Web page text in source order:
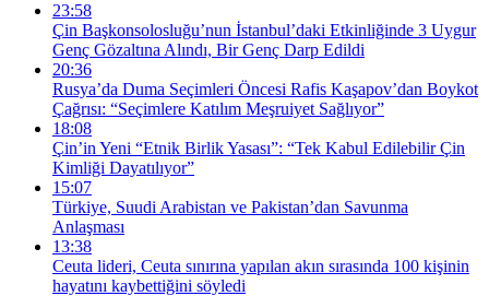
23:58
Çin Başkonsolosluğu’nun İstanbul’daki Etkinliğinde 3 Uygur
Genç Gözaltına Alındı, Bir Genç Darp Edildi
20:36
Rusya’da Duma Seçimleri Öncesi Rafis Kaşapov’dan Boykot
Çağrısı: “Seçimlere Katılım Meşruiyet Sağlıyor”
18:08
Çin’in Yeni “Etnik Birlik Yasası”: “Tek Kabul Edilebilir Çin
Kimliği Dayatılıyor”
15:07
Türkiye, Suudi Arabistan ve Pakistan’dan Savunma
Anlaşması
13:38
Ceuta lideri, Ceuta sınırına yapılan akın sırasında 100 kişinin
hayatını kaybettiğini söyledi